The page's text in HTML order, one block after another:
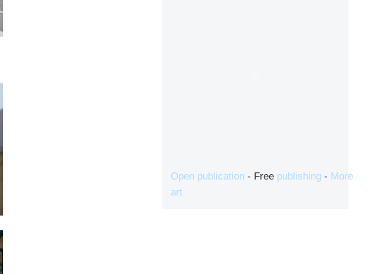
Open publication - Free publishing - More
art